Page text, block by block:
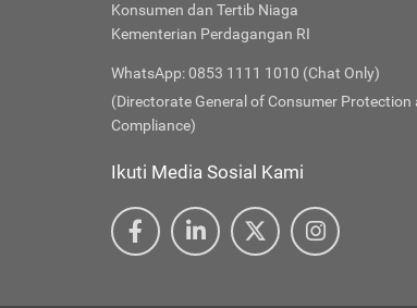
Konsumen dan Tertib Niaga
Kementerian Perdagangan RI
WhatsApp: 0853 1111 1010 (Chat Only)
(Directorate General of Consumer Protection
Compliance)
Ikuti Media Sosial Kami